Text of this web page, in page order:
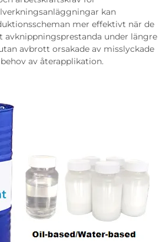
kan
mer effektivt när de
avknippningsprestanda under längre
avbrott orsakade av misslyckade
av återapplikation.